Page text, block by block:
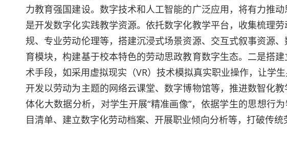
力教育强国建设。数字技术和人工智能的广泛应用，将有力推
是开发数字化实践教学资源。依托数字化教学平台，收集梳理
规、专业劳动伦理等，搭建沉浸式场景资源、交互式叙事资源
育模块，构建基于校本特色的劳动思政教育数字生态。二是搭
术手段，如采用虚拟现实（VR）技术模拟真实职业操作，让学
开发以劳动为主题的网络云课堂、数字博物馆等，推进数智化
体化大数据分析，对学生开展“精准画像”，依据学生的思想行
目清单、建立数字化劳动档案、开展职业倾向分析等，打破传统